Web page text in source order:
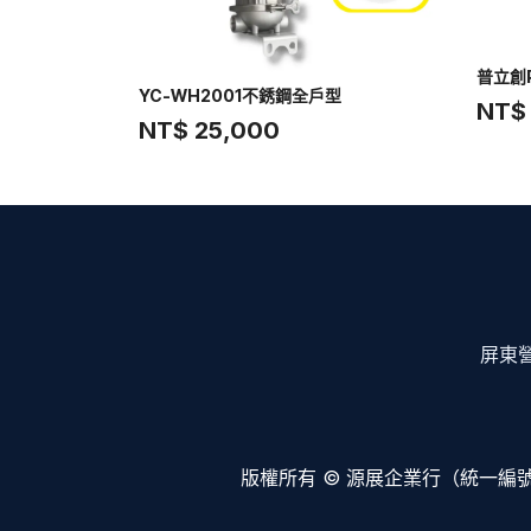
YC-WH2001不銹鋼全戶型
NT$ 25,000
普立
屏東
版權所有 © 源展企業行（統一編